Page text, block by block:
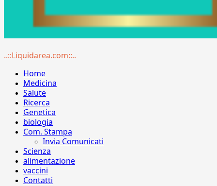
Menu
..::Liquidarea.com::..
Home
Medicina
Salute
Ricerca
Genetica
biologia
Com. Stampa
Invia Comunicati
Scienza
alimentazione
vaccini
Contatti